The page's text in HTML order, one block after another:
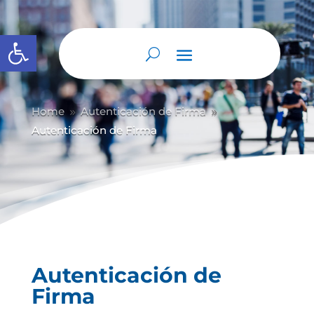
Abrir barra de herramientas
Home 9 Autenticación de Firma 9
Autenticación de Firma
Autenticación de
Firma